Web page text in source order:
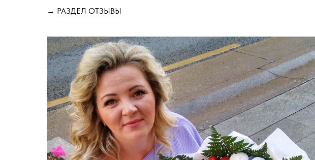
→ РАЗДЕЛ ОТЗЫВЫ